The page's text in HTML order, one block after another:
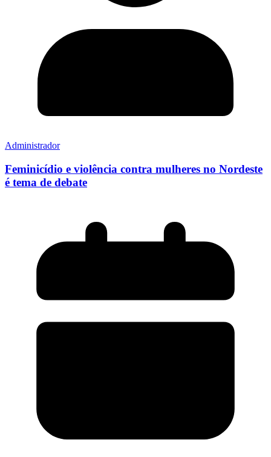
Administrador
Feminicídio e violência contra mulheres no Nordeste
é tema de debate